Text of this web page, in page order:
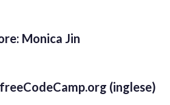
Monica Jin
(inglese)